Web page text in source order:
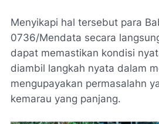
Menyikapi hal tersebut para
0736/Mendata secara
dapat memastikan kondisi
diambil langkah nyata dalam
mengupayakan permasalahn
kemarau yang panjang.